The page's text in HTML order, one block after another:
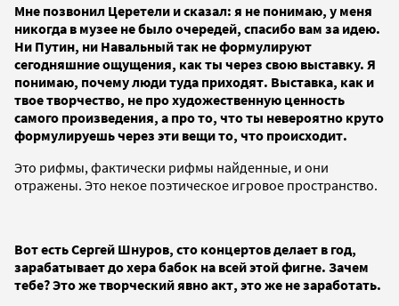
Мне позвонил Церетели и сказал: я не понимаю, у меня
никогда в музее не было очередей, спасибо вам за идею.
Ни Путин, ни Навальный так не формулируют
сегодняшние ощущения, как ты через свою выставку. Я
понимаю, почему люди туда приходят. Выставка, как и
твое творчество, не про художественную ценность
самого произведения, а про то, что ты невероятно круто
формулируешь через эти вещи то, что происходит.
Это рифмы, фактически рифмы найденные, и они
отражены. Это некое поэтическое игровое пространство.
Вот есть Сергей Шнуров, сто концертов делает в год,
зарабатывает до хера бабок на всей этой фигне. Зачем
тебе? Это же творческий явно акт, это же не заработать.